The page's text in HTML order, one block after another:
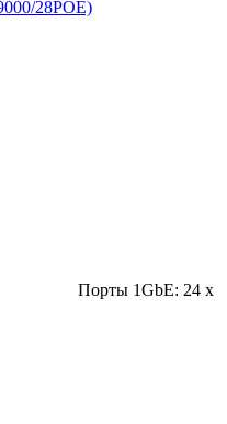
28POE)
Порты 1GbE: 24 x